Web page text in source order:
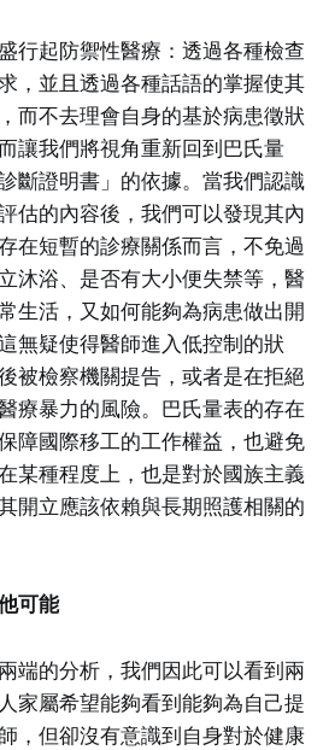
行起防禦性醫療：透過各種檢查
，並且透過各種話語的掌握使其
而不去理會自身的基於病患徵狀
讓我們將視角重新回到巴氏量
斷證明書」的依據。當我們認識
估的內容後，我們可以發現其內
在短暫的診療關係而言，不免過
沐浴、是否有大小便失禁等，醫
生活，又如何能夠為病患做出開
無疑使得醫師進入低控制的狀
被檢察機關提告，或者是在拒絕
療暴力的風險。巴氏量表的存在
障國際移工的工作權益，也避免
某種程度上，也是對於國族主義
開立應該依賴與長期照護相關的
可能
端的分析，我們因此可以看到兩
家屬希望能夠看到能夠為自己提
，但卻沒有意識到自身對於健康